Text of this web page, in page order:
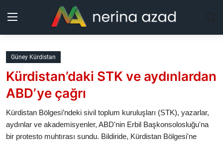
Kurdistan
Bölgeler
Güncel
Güney Kürdistan
Kürdistan’daki STK ve aydınlardan
ABD’ye çağrı
Kürdistan Bölgesi’ndeki sivil toplum kuruluşları (STK), yazarlar,
aydınlar ve akademisyenler, ABD'nin Erbil Başkonsolosluğu'na
bir protesto muhtırası sundu. Bildiride, Kürdistan Bölgesi'ne